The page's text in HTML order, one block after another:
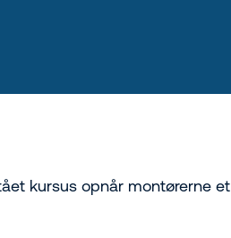
kursus opnår montørerne et